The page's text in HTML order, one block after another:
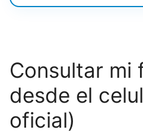
Consultar mi
desde el
oficial)